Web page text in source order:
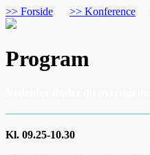
>> Forside >> Konference
Program
Kl. 09.25-10.30